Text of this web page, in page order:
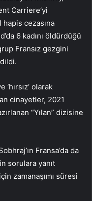
Carriere’yi
cezasına
6 kadını öldürdüğü
Fransız gezgini
‘hırsız’ olarak
cinayetler, 2021
“Yılan” dizisine
Fransa’da da
sorulara yanıt
zamanaşımı süresi